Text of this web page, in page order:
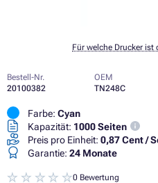
Für welche Drucker ist
Bestell-Nr.
20100382
OEM
TN248C
Farbe: Cyan
Kapazität: 1000 Seiten
Preis pro Einheit: 0,87 Cent /
Garantie: 24 Monate
0 Bewertung